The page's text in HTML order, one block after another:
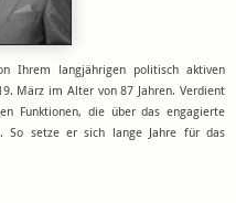
Ihrem langjährigen politisch aktiven
März im Alter von 87 Jahren. Verdient
Funktionen, die über das engagierte
So setze er sich lange Jahre für das